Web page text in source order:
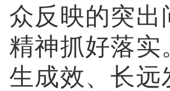
众反映的突
精神抓好落实
生成效、长远